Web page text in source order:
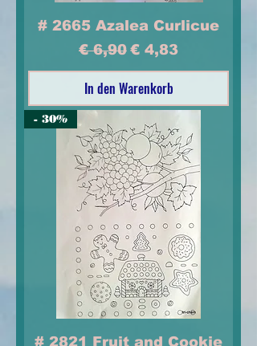
# 2665 Azalea Curlicue
Standardpreis
€ 6,90 Sale-Preis
€ 4,83
In den Warenkorb
- 30%
# 2821 Fruit and Cookie